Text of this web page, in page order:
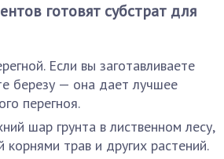
готовят субстрат для
Если вы заготавливаете
березу — она дает лучшее
перегноя.
шар грунта в лиственном лесу,
корнями трав и других растений.